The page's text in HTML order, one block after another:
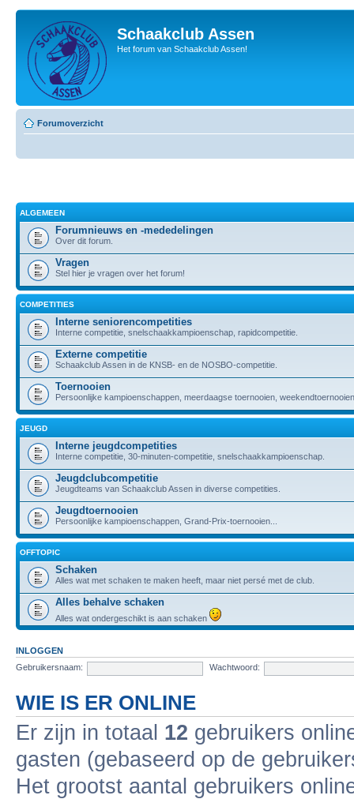
Schaakclub Assen
Het forum van Schaakclub Assen!
Forumoverzicht
ALGEMEEN
Forumnieuws en -mededelingen
Over dit forum.
Vragen
Stel hier je vragen over het forum!
COMPETITIES
Interne seniorencompetities
Interne competitie, snelschaakkampioenschap, rapidcompetitie.
Externe competitie
Schaakclub Assen in de KNSB- en de NOSBO-competitie.
Toernooien
Persoonlijke kampioenschappen, meerdaagse toernooien,
JEUGD
Interne jeugdcompetities
Interne competitie, 30-minuten-competitie, snelschaakkampioenschap.
Jeugdclubcompetitie
Jeugdteams van Schaakclub Assen in diverse competities.
Jeugdtoernooien
Persoonlijke kampioenschappen, Grand-Prix-toernooien...
OFFTOPIC
Schaken
Alles wat met schaken te maken heeft, maar niet persé met de club.
Alles behalve schaken
Alles wat ondergeschikt is aan schaken
INLOGGEN
Gebruikersnaam:
Wachtwoord:
WIE IS ER ONLINE
Er zijn in totaal 12 gebruikers
gasten (gebaseerd op de
Het grootst aantal gebruikers